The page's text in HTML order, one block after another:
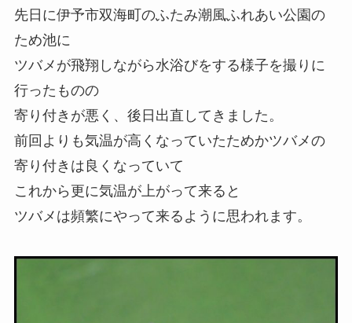
先日に伊予市双海町のふたみ潮風ふれあい公園の
ため池に
ツバメが飛翔しながら水浴びをする様子を撮りに
行ったものの
寄り付きが悪く、後日出直してきました。
前回よりも気温が高くなっていたためかツバメの
寄り付きは良くなっていて
これから更に気温が上がって来ると
ツバメは頻繁にやって来るように思われます。